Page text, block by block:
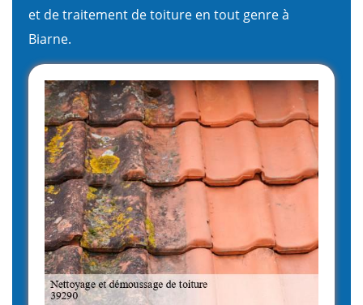
et de traitement de toiture en tout genre à
Biarne.